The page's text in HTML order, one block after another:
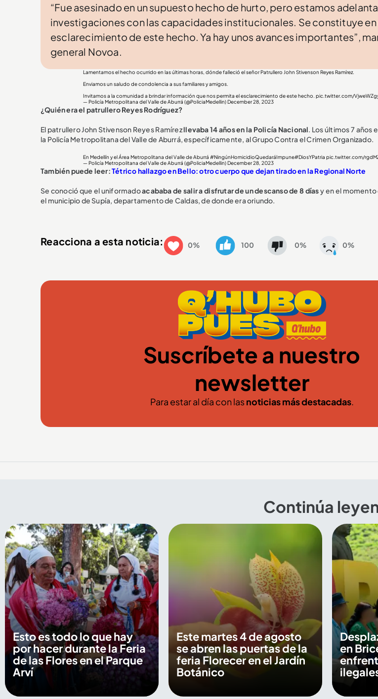
“Fue asesinado en un supuesto hecho de hurto, pero estamos
investigaciones con las capacidades institucionales. Se constituye en
esclarecimiento de este hecho. Ya hay unos avances importantes”,
general Novoa.
Lamentamos el hecho ocurrido en las últimas horas, dónde falleció el señor Patrullero John Stivenson Reyes Ramírez.
Enviamos un saludo de condolencia a sus familiares y amigos.
Invitamos a la comunidad a brindar información que nos permita el esclarecimiento de este hecho. pic.twitter.com/
— Policía Metropolitana del Valle de Aburrá (@PoliciaMedellin)December 28, 2023
¿Quién era el patrullero Reyes Rodríguez?
El patrullero John Stivenson Reyes Ramírezllevaba 14 años en la Policía Nacional. Los últimos 7 años
la Policía Metropolitana del Valle de Aburrá, específicamente, al Grupo Contra el Crimen Organizado.
En Medellín y el Área Metropolitana del Valle de Aburrá #NingúnHomicidioQuedaráImpune#DiosYPatria pic.twitter.com/
— Policía Metropolitana del Valle de Aburrá (@PoliciaMedellin)December 28, 2023
También puede leer:Tétrico hallazgo en Bello: otro cuerpo que dejan tirado en la Regional Norte
Se conoció que el uniformadoacababa de salir a disfrutar de un descanso de 8 díasy en el momento
el municipio de Supía, departamento de Caldas, de donde era oriundo.
Reacciona a esta noticia: 0% 100 0% 0%
Suscríbete a nuestro
newsletter
Para estar al día con lasnoticias más destacadas.
Continúa
Esto es todo lo que hay
por hacer durante la Feria
de las Flores en el Parque
Arví
Este martes 4 de agosto
se abren las puertas de la
feria Florecer en el Jardín
Botánico
en